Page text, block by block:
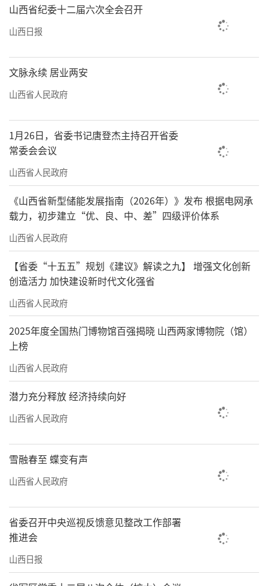
原创音乐剧《凝望云冈》在大同大剧院上演。
云冈研究院专业技术人员正对洞窟造像进行数
山西省纪委十二届六次全会召开
山西日报
文脉永续 居业两安
山西省人民政府
1月26日，省委书记唐登杰主持召开省委
常委会会议
山西省人民政府
《山西省新型储能发展指南（2026年）》发布 根据电网承
载力，初步建立“优、良、中、差”四级评价体系
山西省人民政府
【省委“十五五”规划《建议》解读之九】 增强文化创新
创造活力 加快建设新时代文化强省
山西省人民政府
2025年度全国热门博物馆百强揭晓 山西两家博物院（馆）
上榜
山西省人民政府
潜力充分释放 经济持续向好
山西省人民政府
雪融春至 蝶变有声
山西省人民政府
省委召开中央巡视反馈意见整改工作部署
推进会
山西日报